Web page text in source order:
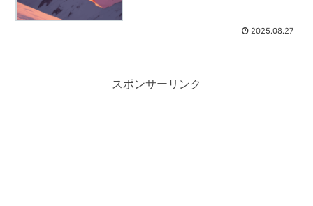
2025.08.27
スポンサーリンク